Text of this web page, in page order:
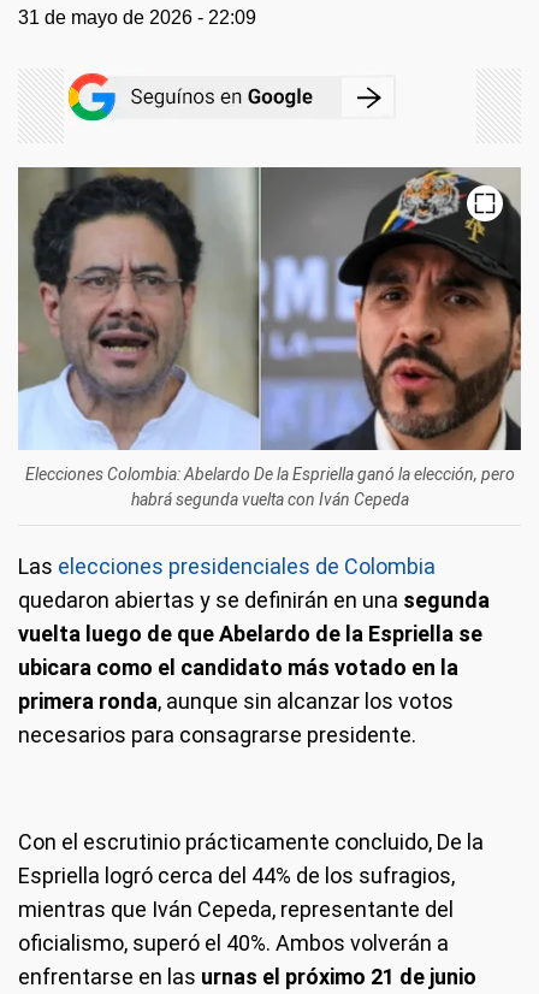
31 de mayo de 2026 - 22:09
Elecciones Colombia: Abelardo De la Espriella ganó la elección, pero
habrá segunda vuelta con Iván Cepeda
Las elecciones presidenciales de Colombia
quedaron abiertas y se definirán en una segunda
vuelta luego de que Abelardo de la Espriella se
ubicara como el candidato más votado en la
primera ronda, aunque sin alcanzar los votos
necesarios para consagrarse presidente.
Con el escrutinio prácticamente concluido, De la
Espriella logró cerca del 44% de los sufragios,
mientras que Iván Cepeda, representante del
oficialismo, superó el 40%. Ambos volverán a
enfrentarse en las urnas el próximo 21 de junio